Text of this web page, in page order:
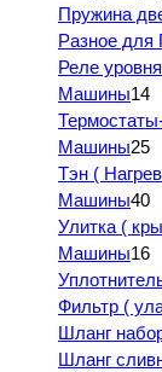
Пружина
Разное
Реле
Машины14
Машины25
Тэн (
Машины40
Улитка (
Машины16
Фильтр (
Шланг
Шланг